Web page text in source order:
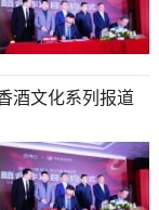
酒文化系列报道